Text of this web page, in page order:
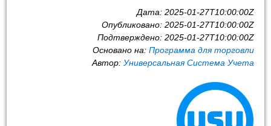
Дата: 2025-01-27T10:00:00Z
Опубликовано: 2025-01-27T10:00:00Z
Подтверждено: 2025-01-27T10:00:00Z
Основано на: Программа для торговли
Автор: Универсальная Система Учета